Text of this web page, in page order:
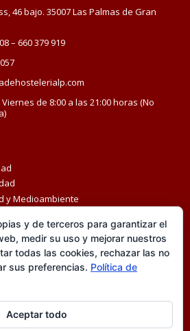
46 bajo. 35007 Las Palmas de Gran
– 660 379 919
de 8:00 a las 21:00 horas (No
y Medioambiente
y de terceros para garantizar el
medir su uso y mejorar nuestros
todas las cookies, rechazar las no
sus preferencias. Política de
Aceptar todo